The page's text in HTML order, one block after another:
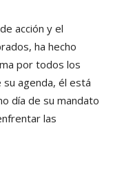
acción y el
ha hecho
por todos los
agenda, él está
día de su mandato
las